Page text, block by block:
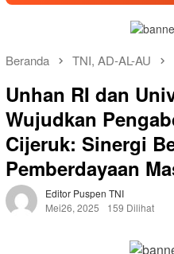
Beranda TNI, AD-AL-AU
Unhan RI dan
Wujudkan
Cijeruk: Sinergi
Pemberdayaan
Editor Puspen TNI
Mei26, 2025
159 Dilihat